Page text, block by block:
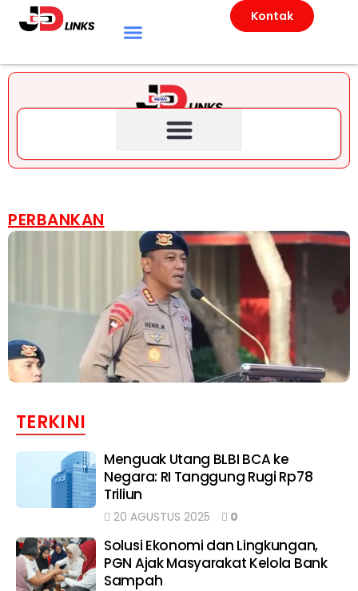
Kontak
PERBANKAN
NASIONAL
Dansat Brimob Temui
Pendemo, Ungkap Arahan
Prabowo soal Kasus Affan
TERKINI
Menguak Utang BLBI BCA ke
Negara: RI Tanggung Rugi Rp78
Triliun
20 AGUSTUS 2025 0
Solusi Ekonomi dan Lingkungan,
PGN Ajak Masyarakat Kelola Bank
Sampah